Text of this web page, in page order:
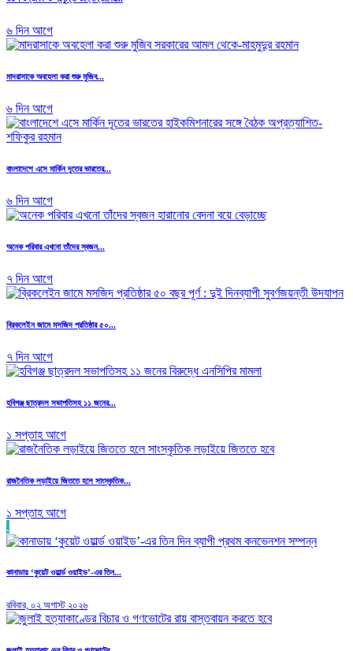
৬ দিন আগে
মাদরাসাকে অবহেলা করা শুরু মুজিব...
৬ দিন আগে
বাংলাদেশে এসে মার্কিন দূতের ভারতের...
৬ দিন আগে
অনেক পরিবার এখনো তাঁদের স্বজন...
৭ দিন আগে
ব্রিকলেইন জামে মসজিদ প্রতিষ্ঠার ৫০...
৭ দিন আগে
হবিগঞ্জ ছাত্রদল সভাপতিসহ ১১ জনের...
১ সপ্তাহ আগে
রাজনৈতিক লড়াইয়ে জিততে হলে সাংস্কৃতিক...
১ সপ্তাহ আগে
.
কানাডায় ‘কুয়েট ওয়ার্ল্ড ওয়াইড’-এর তিন...
রবিবার, ০২ অগাস্ট ২০২৬